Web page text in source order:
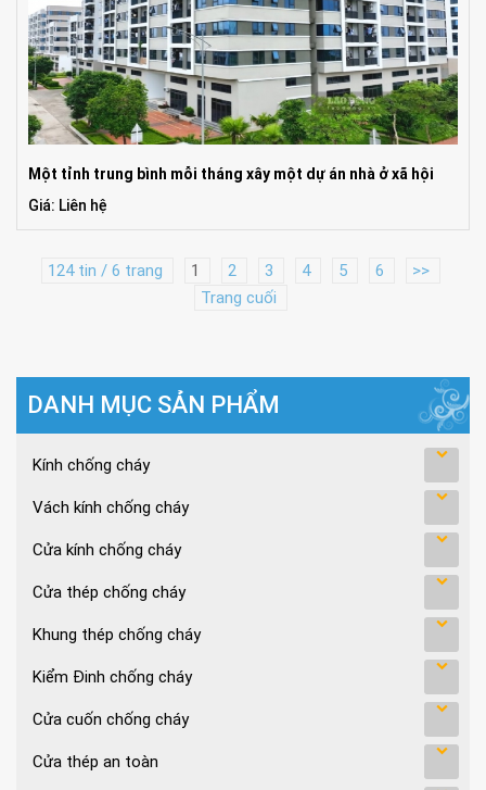
Một tỉnh trung bình mỗi tháng xây một dự án nhà ở xã hội
Giá: Liên hệ
124 tin / 6 trang 1 2 3 4 5 6
>>
Trang cuối
DANH MỤC SẢN PHẨM
Kính chống cháy
Vách kính chống cháy
Cửa kính chống cháy
Cửa thép chống cháy
Khung thép chống cháy
Kiểm Đinh chống cháy
Cửa cuốn chống cháy
Cửa thép an toàn